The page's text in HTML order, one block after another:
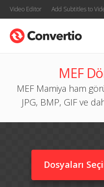
Video Editor Add Subtitles to
MEF
MEF Mamiya ham
JPG, BMP, GIF ve
Dosyaları